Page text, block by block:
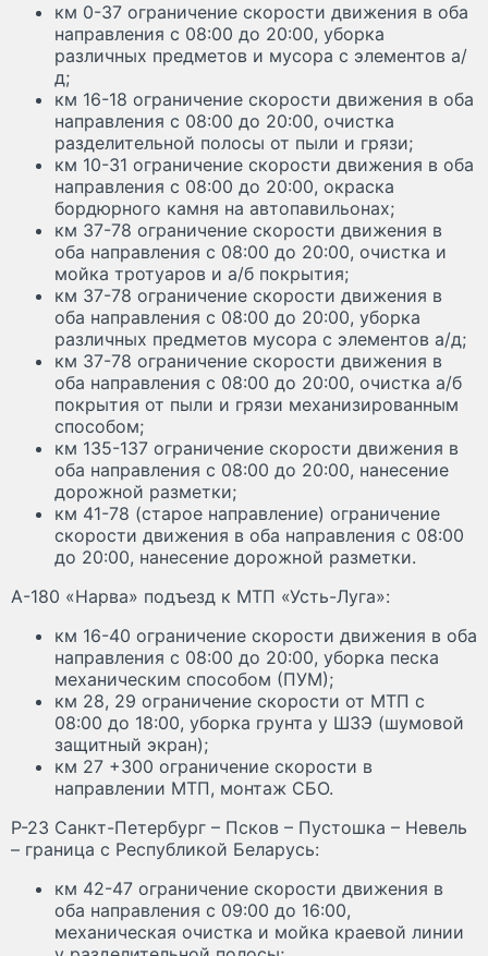
км 0-37 ограничение скорости движения в оба
направления с 08:00 до 20:00, уборка
различных предметов и мусора с элементов а/
д;
км 16-18 ограничение скорости движения в оба
направления с 08:00 до 20:00, очистка
разделительной полосы от пыли и грязи;
км 10-31 ограничение скорости движения в оба
направления с 08:00 до 20:00, окраска
бордюрного камня на автопавильонах;
км 37-78 ограничение скорости движения в
оба направления с 08:00 до 20:00, очистка и
мойка тротуаров и а/б покрытия;
км 37-78 ограничение скорости движения в
оба направления с 08:00 до 20:00, уборка
различных предметов мусора с элементов а/д;
км 37-78 ограничение скорости движения в
оба направления с 08:00 до 20:00, очистка а/б
покрытия от пыли и грязи механизированным
способом;
км 135-137 ограничение скорости движения в
оба направления с 08:00 до 20:00, нанесение
дорожной разметки;
км 41-78 (старое направление) ограничение
скорости движения в оба направления с 08:00
до 20:00, нанесение дорожной разметки.
А-180 «Нарва» подъезд к МТП «Усть-Луга»:
км 16-40 ограничение скорости движения в оба
направления с 08:00 до 20:00, уборка песка
механическим способом (ПУМ);
км 28, 29 ограничение скорости от МТП с
08:00 до 18:00, уборка грунта у ШЗЭ (шумовой
защитный экран);
км 27 +300 ограничение скорости в
направлении МТП, монтаж СБО.
Р-23 Санкт-Петербург – Псков – Пустошка – Невель
– граница с Республикой Беларусь:
км 42-47 ограничение скорости движения в
оба направления с 09:00 до 16:00,
механическая очистка и мойка краевой линии